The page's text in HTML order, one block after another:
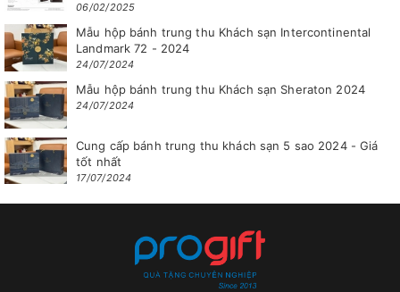
06/02/2025
Mẫu hộp bánh trung thu Khách sạn Intercontinental
Landmark 72 - 2024
24/07/2024
Mẫu hộp bánh trung thu Khách sạn Sheraton 2024
24/07/2024
Cung cấp bánh trung thu khách sạn 5 sao 2024 - Giá
tốt nhất
17/07/2024